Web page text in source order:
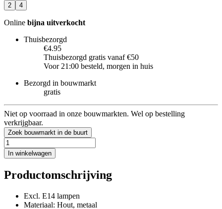
2 4
Online bijna uitverkocht
Thuisbezorgd
€4.95
Thuisbezorgd gratis vanaf €50
Voor 21:00 besteld, morgen in huis
Bezorgd in bouwmarkt
gratis
Niet op voorraad in onze bouwmarkten. Wel op bestelling
verkrijgbaar.
Zoek bouwmarkt in de buurt
In winkelwagen
Productomschrijving
Excl. E14 lampen
Materiaal: Hout, metaal